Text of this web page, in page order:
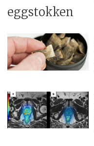
eggstokken